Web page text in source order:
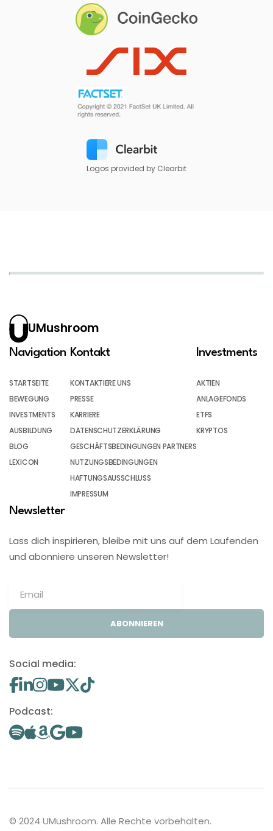
Logos provided by Clearbit
UMushroom
Navigation
STARTSEITE
BEWEGUNG
INVESTMENTS
AUSBILDUNG
BLOG
LEXICON
Kontakt
KONTAKTIERE UNS
PRESSE
KARRIERE
DATENSCHUTZERKLÄRUNG
GESCHÄFTSBEDINGUNGEN PARTNERS
NUTZUNGSBEDINGUNGEN
HAFTUNGSAUSSCHLUSS
IMPRESSUM
Investments
AKTIEN
ANLAGEFONDS
ETFS
KRYPTOS
Newsletter
Lass dich inspirieren, bleibe mit uns auf dem Laufenden
und abonniere unseren Newsletter!
ABONNIEREN
Social media:
Podcast:
© 2024 UMushroom. Alle Rechte vorbehalten.